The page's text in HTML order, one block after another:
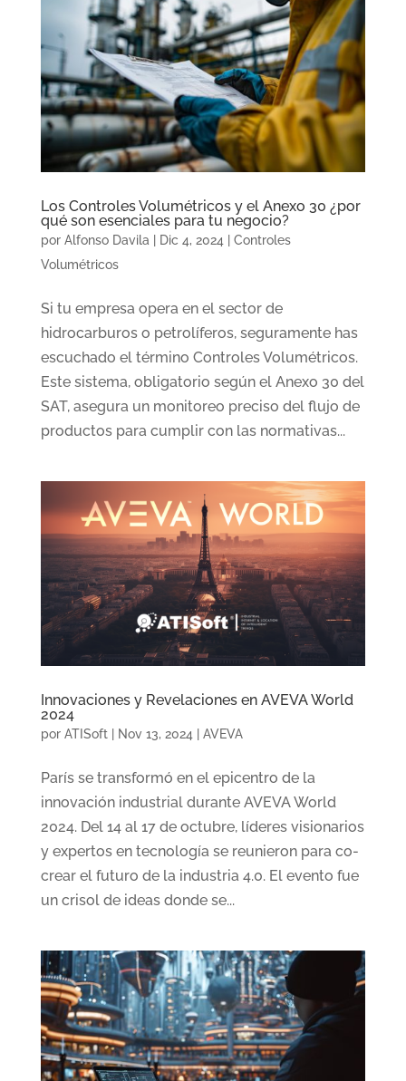
Los Controles Volumétricos y el Anexo 30 ¿por
qué son esenciales para tu negocio?
por Alfonso Davila Dic 4, 2024
Controles
Volumétricos
Si tu empresa opera en el sector de
hidrocarburos o petrolíferos, seguramente has
escuchado el término Controles Volumétricos.
Este sistema, obligatorio según el Anexo 30 del
SAT, asegura un monitoreo preciso del flujo de
productos para cumplir con las normativas...
Innovaciones y Revelaciones en AVEVA World
2024
por ATISoft| Nov 13, 2024 AVEVA
París se transformó en el epicentro de la
innovación industrial durante AVEVA World
2024. Del 14 al 17 de octubre, líderes visionarios
y expertos en tecnología se reunieron para co-
crear el futuro de la industria 4.0. El evento fue
un crisol de ideas donde se...